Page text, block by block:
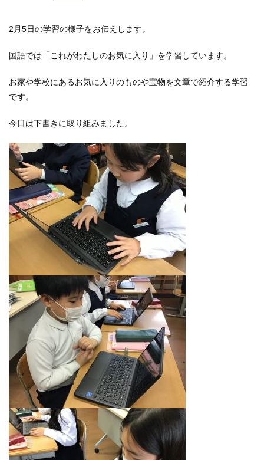
2月5日の学習の様子をお伝えします。
国語では「これがわたしのお気に入り」を学習しています。
お家や学校にあるお気に入りのものや宝物を文章で紹介する学習
です。
今日は下書きに取り組みました。